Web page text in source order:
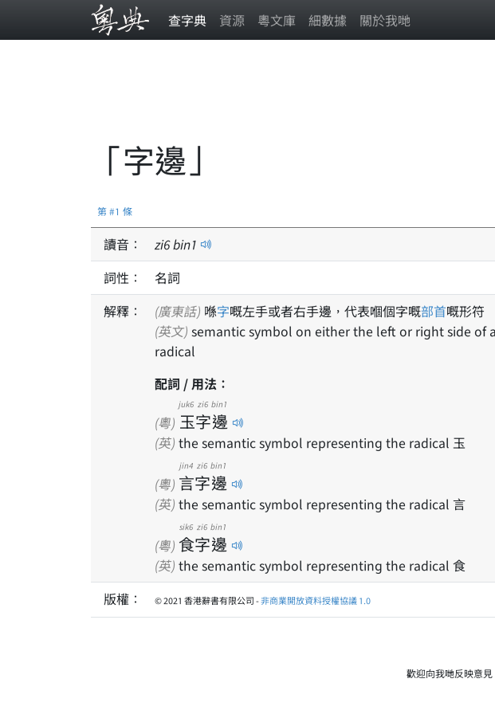
查字典 資源 粵文庫 細數據 關於我哋
「字邊」
第 #1 條
讀音： zi6bin1
詞性：
名詞
解釋：
(廣東話) 喺字嘅左手或者右手邊，代表嗰個字嘅部首嘅形符
(英文)
radical
配詞 / 用法：
(粵) 玉
juk6
字
zi6
邊
bin1
(英) the semantic symbol representing the radical 玉
(粵) 言
jin4
字
zi6
邊
bin1
(英) the semantic symbol representing the radical 言
(粵) 食
sik6
字
zi6
邊
bin1
(英) the semantic symbol representing the radical 食
版權：
© 2021 香港辭書有限公司 -非商業開放資料授權協議 1.0
歡迎向我哋反映意見